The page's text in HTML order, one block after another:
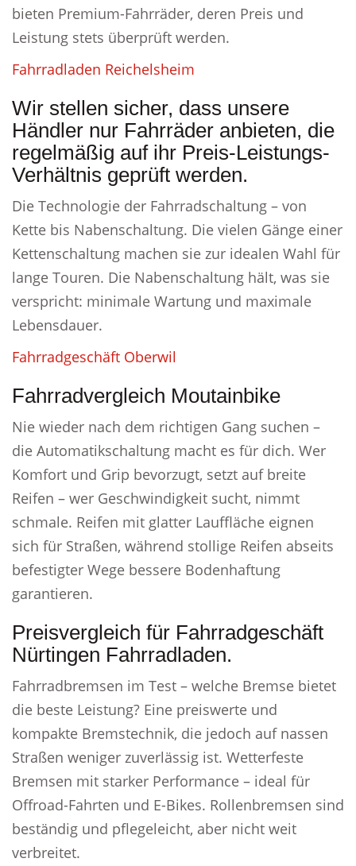
bieten Premium-Fahrräder, deren Preis und
Leistung stets überprüft werden.
Fahrradladen Reichelsheim
Wir stellen sicher, dass unsere
Händler nur Fahrräder anbieten, die
regelmäßig auf ihr Preis-Leistungs-
Verhältnis geprüft werden.
Die Technologie der Fahrradschaltung – von
Kette bis Nabenschaltung. Die vielen Gänge einer
Kettenschaltung machen sie zur idealen Wahl für
lange Touren. Die Nabenschaltung hält, was sie
verspricht: minimale Wartung und maximale
Lebensdauer.
Fahrradgeschäft Oberwil
Fahrradvergleich Moutainbike
Nie wieder nach dem richtigen Gang suchen –
die Automatikschaltung macht es für dich. Wer
Komfort und Grip bevorzugt, setzt auf breite
Reifen – wer Geschwindigkeit sucht, nimmt
schmale. Reifen mit glatter Lauffläche eignen
sich für Straßen, während stollige Reifen abseits
befestigter Wege bessere Bodenhaftung
garantieren.
Preisvergleich für Fahrradgeschäft
Nürtingen Fahrradladen.
Fahrradbremsen im Test – welche Bremse bietet
die beste Leistung? Eine preiswerte und
kompakte Bremstechnik, die jedoch auf nassen
Straßen weniger zuverlässig ist. Wetterfeste
Bremsen mit starker Performance – ideal für
Offroad-Fahrten und E-Bikes. Rollenbremsen sind
beständig und pflegeleicht, aber nicht weit
verbreitet.